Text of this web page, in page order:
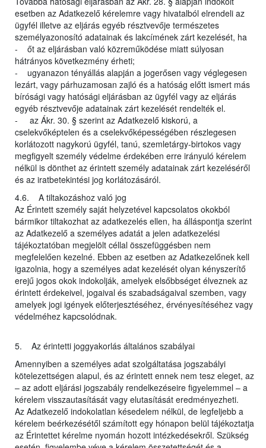
esetben az Adatkezelő kérelemre vagy hivatalból elrendeli az
ügyfél illetve az eljárás egyéb résztvevője természetes
személyazonosító adatainak és lakcímének zárt kezelését, ha
- őt az eljárásban való közreműködése miatt súlyosan
hátrányos következmény érheti;
- ugyanazon tényállás alapján a jogerősen vagy véglegesen
lezárt, vagy párhuzamosan zajló és a hatóság előtt ismert más
bírósági vagy hatósági eljárásban az ügyfél vagy az eljárás
egyéb résztvevője adatainak zárt kezelését rendelték el.
- az Ákr. 30. § szerint az Adatkezelő kiskorú, a
cselekvőképtelen és a cselekvőképességében részlegesen
korlátozott nagykorú ügyfél, tanú, szemletárgy-birtokos vagy
megfigyelt személy védelme érdekében erre irányuló kérelem
nélkül is dönthet az érintett személy adatainak zárt kezeléséről
és az iratbetekintési jog korlátozásáról.
4.6. A tiltakozáshoz való jog
Az Érintett személy saját helyzetével kapcsolatos okokból
bármikor tiltakozhat az adatkezelés ellen, ha álláspontja szerint
az Adatkezelő a személyes adatát a jelen adatkezelési
tájékoztatóban megjelölt céllal összefüggésben nem
megfelelően kezelné. Ebben az esetben az Adatkezelőnek kell
igazolnia, hogy a személyes adat kezelését olyan kényszerítő
erejű jogos okok indokolják, amelyek elsőbbséget élveznek az
érintett érdekeivel, jogaival és szabadságaival szemben, vagy
amelyek jogi igények előterjesztéséhez, érvényesítéséhez vagy
védelméhez kapcsolódnak.
5. Az érintetti joggyakorlás általános szabályai
Amennyiben a személyes adat szolgáltatása jogszabályi
kötelezettségen alapul, és az érintett ennek nem tesz eleget, az
– az adott eljárási jogszabály rendelkezéseire figyelemmel – a
kérelem visszautasítását vagy elutasítását eredményezheti.
Az Adatkezelő indokolatlan késedelem nélkül, de legfeljebb a
kérelem beérkezésétől számított egy hónapon belül tájékoztatja
az Érintettet kérelme nyomán hozott intézkedésekről. Szükség